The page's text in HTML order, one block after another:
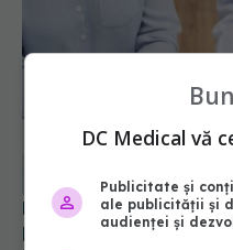
Pachetul minimal de
persoanele
DC Medical vă
Publicitate și
ale publicității și
audienței și